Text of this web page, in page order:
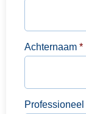
Achternaam *